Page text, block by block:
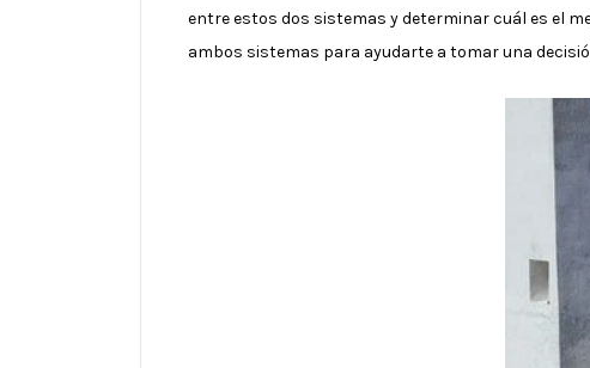
entre estos dos sistemas y determinar cuál es el
ambos sistemas para ayudarte a tomar una